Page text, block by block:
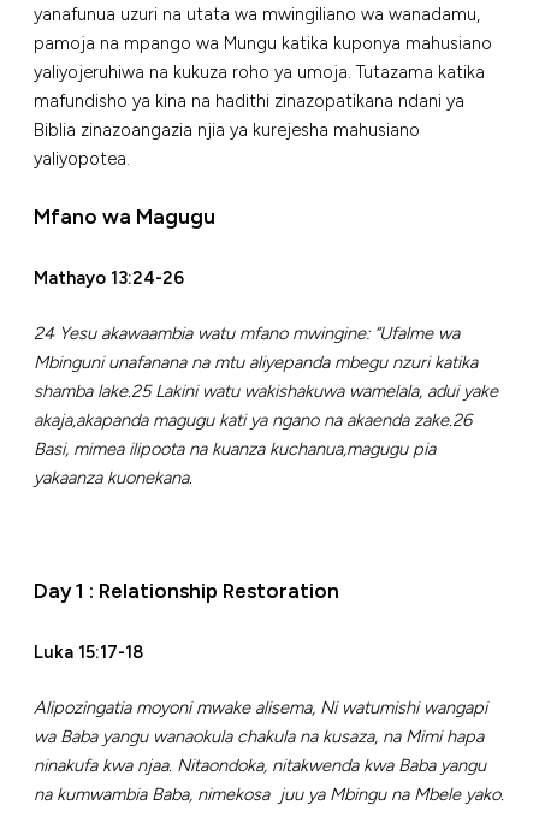
yanafunua uzuri na utata wa mwingiliano wa wanadamu,
pamoja na mpango wa Mungu katika kuponya mahusiano
yaliyojeruhiwa na kukuza roho ya umoja. Tutazama katika
mafundisho ya kina na hadithi zinazopatikana ndani ya
Biblia zinazoangazia njia ya kurejesha mahusiano
yaliyopotea.
Mfano wa Magugu
Mathayo 13:24-26
24 Yesu akawaambia watu mfano mwingine: “Ufalme wa
Mbinguni unafanana na mtu aliyepanda mbegu nzuri katika
shamba lake.25 Lakini watu wakishakuwa wamelala, adui yake
akaja,akapanda magugu kati ya ngano na akaenda zake.26
Basi, mimea ilipoota na kuanza kuchanua,magugu pia
yakaanza kuonekana.
Day 1 : Relationship Restoration
Luka 15:17-18
Alipozingatia moyoni mwake alisema, Ni watumishi wangapi
wa Baba yangu wanaokula chakula na kusaza, na Mimi hapa
ninakufa kwa njaa. Nitaondoka, nitakwenda kwa Baba yangu
na kumwambia Baba, nimekosa juu ya Mbingu na Mbele yako.